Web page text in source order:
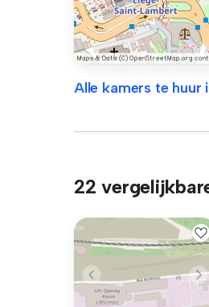
Alle kamers te huur
22